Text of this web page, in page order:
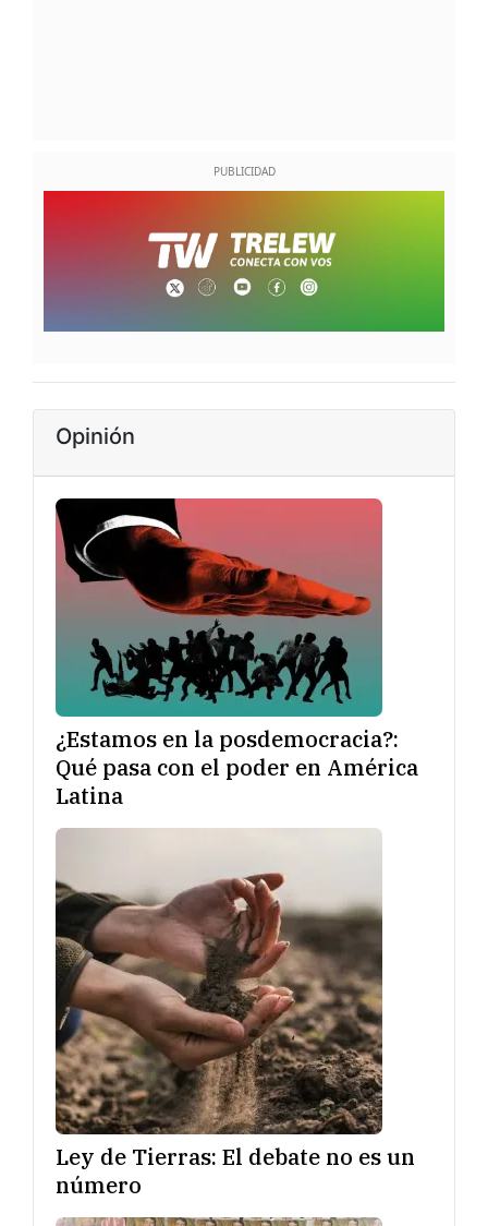
Opinión
¿Estamos en la posdemocracia?:
Qué pasa con el poder en América
Latina
Ley de Tierras: El debate no es un
número